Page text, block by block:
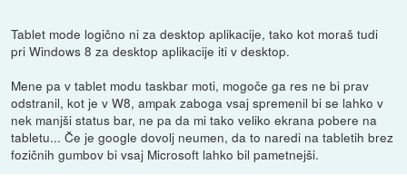
Tablet mode logično ni za desktop aplikacije, tako kot moraš tudi
pri Windows 8 za desktop aplikacije iti v desktop.
Mene pa v tablet modu taskbar moti, mogoče ga res ne bi prav
odstranil, kot je v W8, ampak zaboga vsaj spremenil bi se lahko v
nek manjši status bar, ne pa da mi tako veliko ekrana pobere na
tabletu... Če je google dovolj neumen, da to naredi na tabletih brez
fozičnih gumbov bi vsaj Microsoft lahko bil pametnejši.